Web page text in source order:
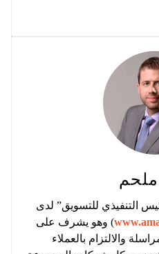
ملحم
التنفيذي للتسويق” لدى
) وهو يشرف على
والالتزام بالعملاء